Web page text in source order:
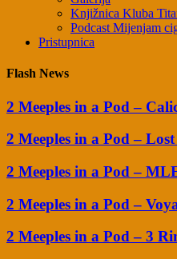
Knjižnica Kluba
Podcast Mijenjam
Pristupnica
Flash News
2 Meeples in a Pod –
2 Meeples in a Pod – Lost
2 Meeples in a Pod –
2 Meeples in a Pod –
2 Meeples in a Pod – 3